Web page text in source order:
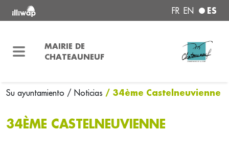
FR EN ES
MAIRIE DE
CHATEAUNEUF
Su ayuntamiento / Noticias / 34ème Castelneuvienne
34ÈME CASTELNEUVIENNE